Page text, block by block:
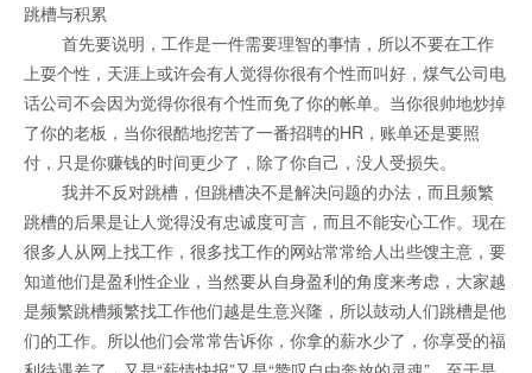
跳槽与积累
首先要说明，工作是一件需要理智的事情，所以不要在工作
上耍个性，天涯上或许会有人觉得你很有个性而叫好，煤气公司电
话公司不会因为觉得你很有个性而免了你的帐单。当你很帅地炒掉
了你的老板，当你很酷地挖苦了一番招聘的HR，账单还是要照
付，只是你赚钱的时间更少了，除了你自己，没人受损失。
我并不反对跳槽，但跳槽决不是解决问题的办法，而且频繁
跳槽的后果是让人觉得没有忠诚度可言，而且不能安心工作。现在
很多人从网上找工作，很多找工作的网站常常给人出些馊主意，要
知道他们是盈利性企业，当然要从自身盈利的角度来考虑，大家越
是频繁跳槽频繁找工作他们越是生意兴隆，所以鼓动人们跳槽是他
们的工作。所以他们会常常告诉你，你拿的薪水少了，你享受的福